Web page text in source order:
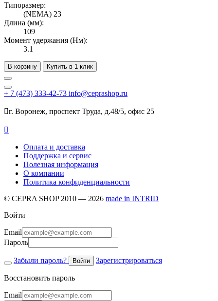
Типоразмер:
(NEMA) 23
Длина (мм):
109
Момент удержания (Нм):
3.1
В корзину Купить в 1 клик
+ 7 (473) 333-42-73 info@ceprashop.ru
г. Воронеж, проспект Труда, д.48/5, офис 25

Оплата и доставка
Поддержка и сервис
Полезная информация
О компании
Политика конфиденциальности
© CEPRA SHOP 2010 — 2026 made in INTRID
Войти
Email
Пароль
Забыли пароль? Войти Зарегистрироваться
Восстановить пароль
Email